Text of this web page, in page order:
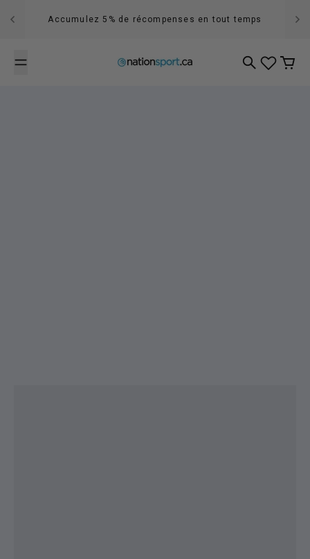
Accumulez 5% de récompenses en tout temps
RecherchePanier